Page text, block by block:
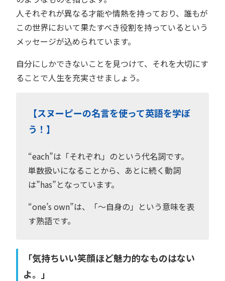
人それぞれが異なる才能や情熱を持っており、誰もが
この世界において果たすべき役割を持っているという
メッセージが込められています。
自分にしかできないことを見つけて、それを大切にす
ることで人生を充実させましょう。
【スヌーピーの名言を使って英語を学ぼ
う！】
“each”は「それぞれ」のという代名詞です。
単数扱いになることから、あとに続く動詞
は”has”となっています。
“one’s own”は、「〜自身の」という意味を表
す熟語です。
「気持ちいい笑顔ほど魅力的なものはない
よ。」